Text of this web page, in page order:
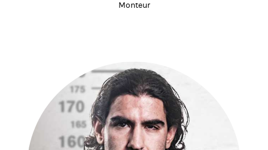
Monteur